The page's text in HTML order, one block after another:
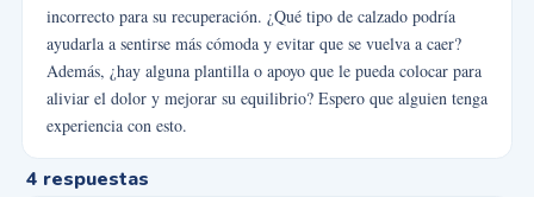
incorrecto para su recuperación. ¿Qué tipo de calzado podría
ayudarla a sentirse más cómoda y evitar que se vuelva a caer?
Además, ¿hay alguna plantilla o apoyo que le pueda colocar para
aliviar el dolor y mejorar su equilibrio? Espero que alguien tenga
experiencia con esto.
4 respuestas